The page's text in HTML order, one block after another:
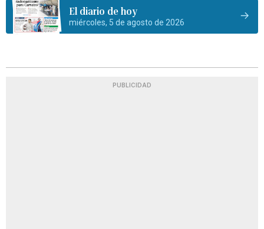
El diario de hoy
miércoles, 5 de agosto de 2026
PUBLICIDAD